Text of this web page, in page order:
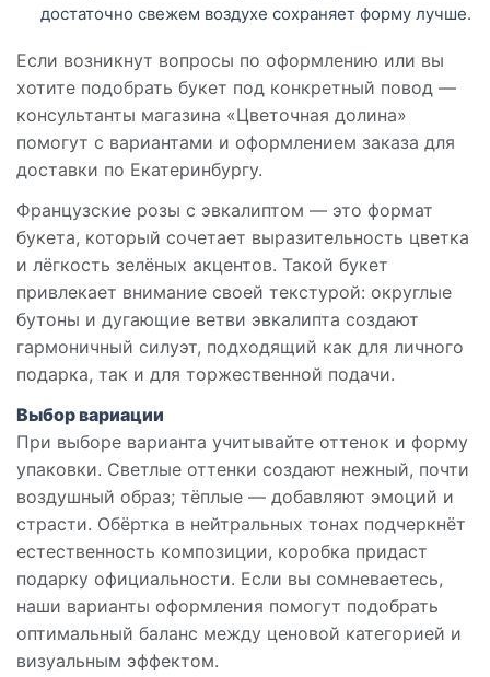
достаточно свежем воздухе сохраняет форму лучше.
Если возникнут вопросы по оформлению или вы
хотите подобрать букет под конкретный повод —
консультанты магазина «Цветочная долина»
помогут с вариантами и оформлением заказа для
доставки по Екатеринбургу.
Французские розы с эвкалиптом — это формат
букета, который сочетает выразительность цветка
и лёгкость зелёных акцентов. Такой букет
привлекает внимание своей текстурой: округлые
бутоны и дугающие ветви эвкалипта создают
гармоничный силуэт, подходящий как для личного
подарка, так и для торжественной подачи.
Выбор вариации
При выборе варианта учитывайте оттенок и форму
упаковки. Светлые оттенки создают нежный, почти
воздушный образ; тёплые — добавляют эмоций и
страсти. Обёртка в нейтральных тонах подчеркнёт
естественность композиции, коробка придаст
подарку официальности. Если вы сомневаетесь,
наши варианты оформления помогут подобрать
оптимальный баланс между ценовой категорией и
визуальным эффектом.